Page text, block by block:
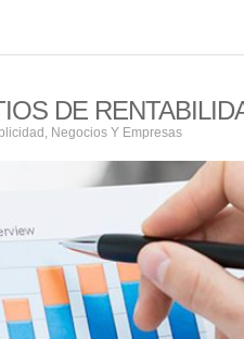
DE
Negocios Y Empresas